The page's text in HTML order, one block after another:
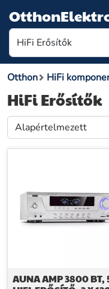
Otthon HiFi
HiFi Erősítők
AUNA AMP 3800 BT,